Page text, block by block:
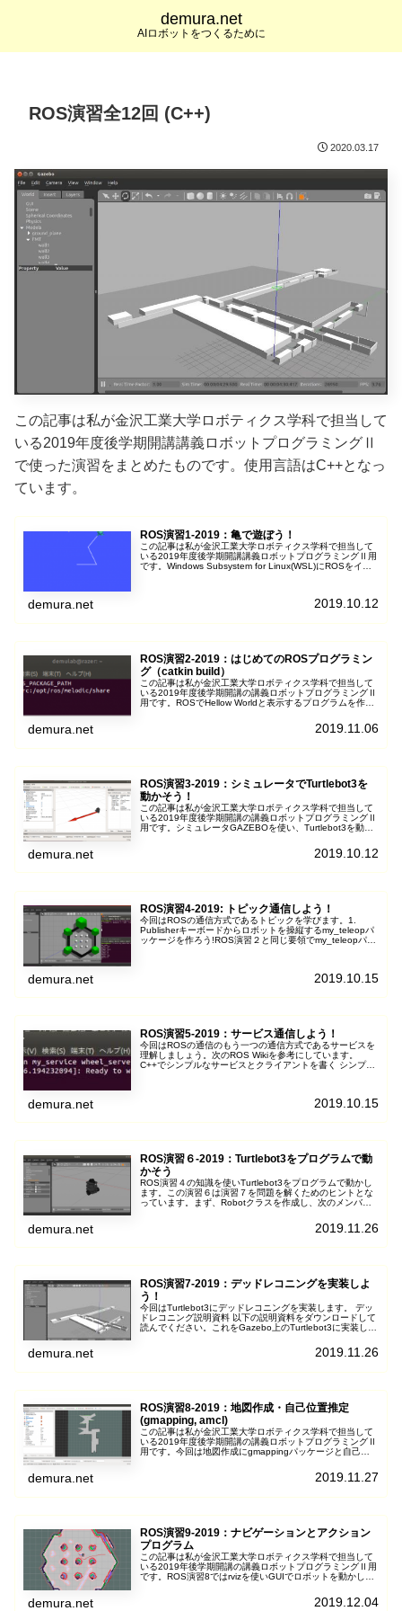
demura.net
AIロボットをつくるために
ROS演習全12回 (C++)
2020.03.17
この記事は私が金沢工業大学ロボティクス学科で担当して
いる2019年度後学期開講講義ロボットプログラミングⅡ
で使った演習をまとめたものです。使用言語はC++となっ
ています。
ROS演習1-2019：亀で遊ぼう！
この記事は私が金沢工業大学ロボティクス学科で担当して
いる2019年度後学期開講講義ロボットプログラミングⅡ用
です。Windows Subsystem for Linux(WSL)にROSをイン
demura.net 2019.10.12
ROS演習2-2019：はじめてのROSプログラミン
グ（catkin build）
この記事は私が金沢工業大学ロボティクス学科で担当して
いる2019年度後学期開講の講義ロボットプログラミングⅡ
用です。ROSでHellow Worldと表示するプログラムを作
demura.net 2019.11.06
ROS演習3-2019：シミュレータでTurtlebot3を
動かそう！
この記事は私が金沢工業大学ロボティクス学科で担当して
いる2019年度後学期開講の講義ロボットプログラミングⅡ
用です。シミュレータGAZEBOを使い、Turtlebot3を動か
demura.net 2019.10.12
ROS演習4-2019: トピック通信しよう！
今回はROSの通信方式であるトピックを学びます。1.
Publisherキーボードからロボットを操縦するmy_teleopパ
ッケージを作ろう!ROS演習２と同じ要領でmy_teleopパッ
demura.net 2019.10.15
ROS演習5-2019：サービス通信しよう！
今回はROSの通信のもう一つの通信方式であるサービスを
理解しましょう。次のROS Wikiを参考にしています。
C++でシンプルなサービスとクライアントを書く シンプル
demura.net 2019.10.15
ROS演習６-2019：Turtlebot3をプログラムで動
かそう
ROS演習４の知識を使いTurtlebot3をプログラムで動かし
ます。この演習６は演習７を問題を解くためのヒントとな
っています。まず、Robotクラスを作成し、次のメンバ関
demura.net 2019.11.26
ROS演習7-2019：デッドレコニングを実装しよ
う！
今回はTurtlebot3にデッドレコニングを実装します。 デッ
ドレコニング説明資料 以下の説明資料をダウンロードして
読んでください。これをGazebo上のTurtlebot3に実装して
demura.net 2019.11.26
ROS演習8-2019：地図作成・自己位置推定
(gmapping, amcl)
この記事は私が金沢工業大学ロボティクス学科で担当して
いる2019年度後学期開講の講義ロボットプログラミングⅡ
用です。今回は地図作成にgmappingパッケージと自己位
demura.net 2019.11.27
ROS演習9-2019：ナビゲーションとアクション
プログラム
この記事は私が金沢工業大学ロボティクス学科で担当して
いる2019年後学期開講の講義ロボットプログラミングⅡ用
です。ROS演習8ではrvizを使いGUIでロボットを動かしま
demura.net 2019.12.04